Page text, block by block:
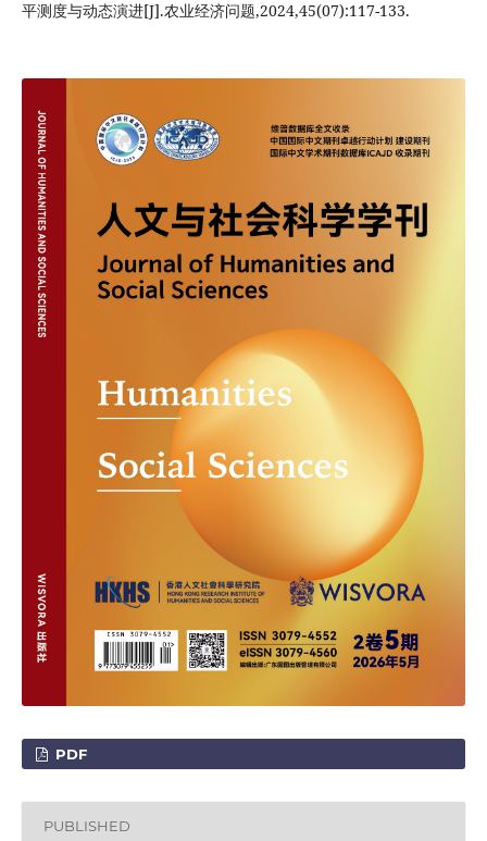
平测度与动态演进[J].农业经济问题,2024,45(07):117-133.
PDF
PUBLISHED